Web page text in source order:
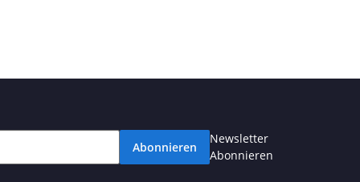
Abonnieren
Newsletter
Abonnieren